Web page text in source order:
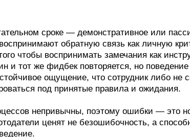
сроке — демонстративное или
обратную связь как личную
чтобы воспринимать замечания как
и тот же фидбек повторяется, но
ощущение, что сотрудник либо не
под принятые правила и ожидания.
непривычны, поэтому ошибки — это
ценят не безошибочность, а